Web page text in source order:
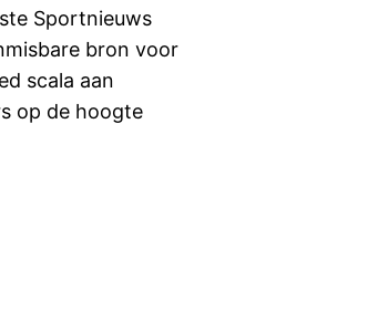
Sportnieuws
bron voor
scala aan
op de hoogte